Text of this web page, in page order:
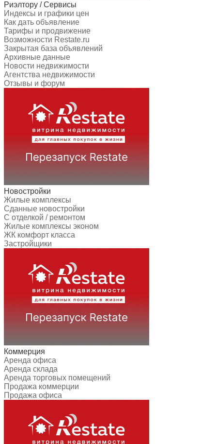
Риэлтору / Сервисы
Индексы и графики цен
Как дать объявление
Тарифы и продвижение
Возможности Restate.ru
Закрытая база объявлений
Архивные данные
Новости недвижимости
Агентства недвижимости
Отзывы и форум
Новостройки
Жилые комплексы
Сданные новостройки
С отделкой / ремонтом
Жилые комплексы эконом
ЖК комфорт класса
Застройщики
Коммерция
Аренда офиса
Аренда склада
Аренда торговых помещений
Продажа коммерции
Продажа офиса